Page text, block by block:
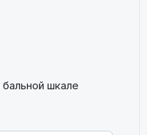
шкале